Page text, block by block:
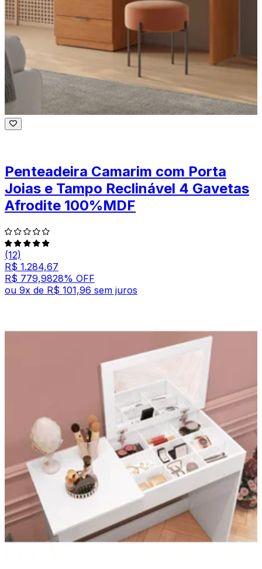
Penteadeira Camarim com Porta
Joias e Tampo Reclinável 4 Gavetas
Afrodite 100%MDF
(12)
R$ 1.284,67
R$ 779,9828% OFF
ou 9x de R$ 101,96 sem juros